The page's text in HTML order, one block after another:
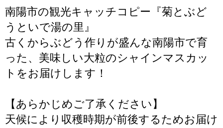
南陽市の観光キャッチコピー『菊とぶど
うといで湯の里』
古くからぶどう作りが盛んな南陽市で育
った、美味しい大粒のシャインマスカッ
トをお届けします！
【あらかじめご了承ください】
天候により収穫時期が前後するためお届け